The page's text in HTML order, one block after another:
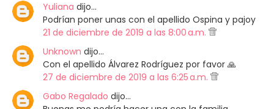
Yuliana dijo…
Podrían poner unas con el apellido Ospina y pajoy
21 de diciembre de 2019 a las 8:00 a.m.
Unknown dijo…
Con el apellido Álvarez Rodríguez por favor 🙏
27 de diciembre de 2019 a las 6:25 a.m.
Gabo Regalado dijo…